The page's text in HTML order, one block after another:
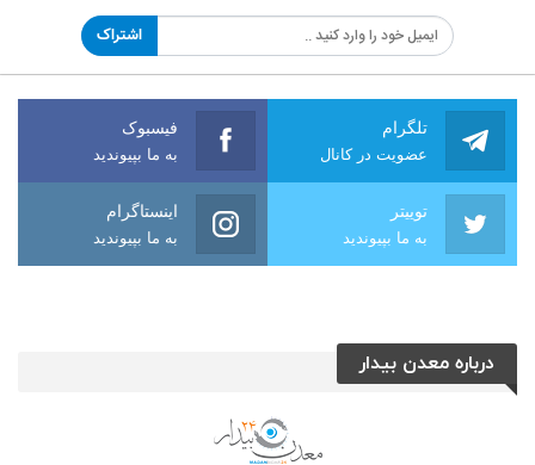
اشتراک
تلگرام
عضویت در کانال
فیسبوک
به ما بپیوندید
توییتر
به ما بپیوندید
اینستاگرام
به ما بپیوندید
درباره معدن بیدار